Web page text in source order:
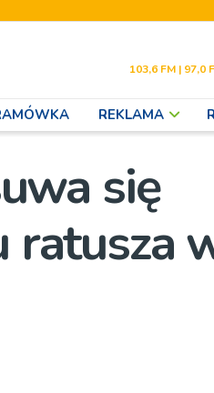
103,6 FM | 97,0
REKLAMA
się
ratusza